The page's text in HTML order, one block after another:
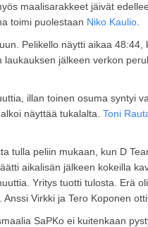
maalisarakkeet jäivät
toimi puolestaan Niko Kaulio
Pelikello näytti aikaa 48:44,
laukauksen jälkeen verkon
illan toinen osuma syntyi
näyttää tukalalta. Toni
tulla peliin mukaan, kun D
aikalisän jälkeen kokeilla
Yritys tuotti tulosta. Erä
Virkki ja Tero Koponen
SaPKo ei kuitenkaan